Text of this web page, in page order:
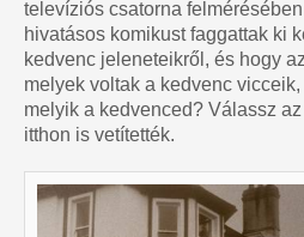
televíziós csatorna
hivatásos komikust faggattak ki
kedvenc jeleneteikről, és hogy
melyek voltak a kedvenc
melyik a kedvenced? Válassz
itthon is vetítették.